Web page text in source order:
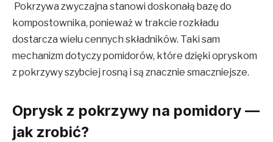
Pokrzywa zwyczajna stanowi doskonałą bazę do
kompostownika, ponieważ w trakcie rozkładu
dostarcza wielu cennych składników. Taki sam
mechanizm dotyczy pomidorów, które dzięki opryskom
z pokrzywy szybciej rosną i są znacznie smaczniejsze.
Oprysk z pokrzywy na pomidory —
jak zrobić?